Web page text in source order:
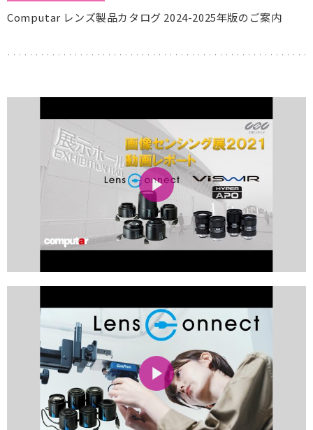
Computar レンズ製品カタログ 2024-2025年版のご案内